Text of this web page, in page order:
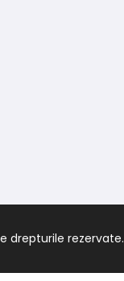
drepturile rezervate.